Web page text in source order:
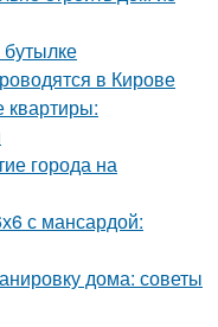
в Кирове
квартиры:
города на
с мансардой:
дома: советы